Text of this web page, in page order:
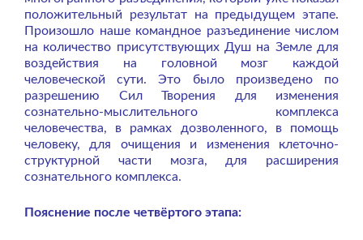
положительный результат на предыдущем этапе.
Произошло наше командное разъединение числом
на количество присутствующих Душ на Земле для
воздействия на головной мозг каждой
человеческой сути. Это было произведено по
разрешению Сил Творения для изменения
сознательно-мыслительного комплекса
человечества, в рамках дозволенного, в помощь
человеку, для очищения и изменения клеточно-
структурной части мозга, для расширения
сознательного комплекса.
Пояснение после четвёртого этапа: